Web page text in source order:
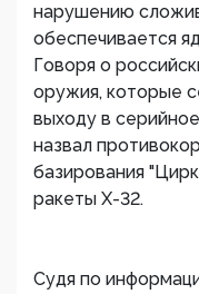
нарушению
обеспечивается
Говоря о
оружия, которые
выходу в
назвал
базирования
ракеты Х-32.
Судя по